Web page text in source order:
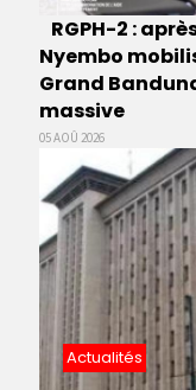
RGPH-2 :
Nyembo
Grand
massive
05 AOÛ 2026
Actualités